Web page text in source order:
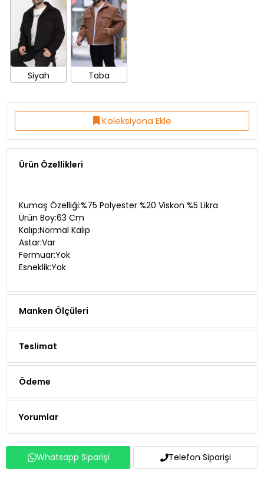
Siyah Taba
Koleksiyona Ekle
Ürün Özellikleri
Kumaş Özelliği:%75 Polyester %20 Viskon %5 Likra
Ürün Boy:63 Cm
Kalıp:Normal Kalıp
Astar:Var
Fermuar:Yok
Esneklik:Yok
Manken Ölçüleri
Teslimat
Ödeme
Yorumlar
Whatsapp Siparişi Telefon Siparişi